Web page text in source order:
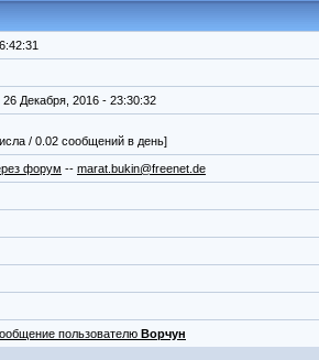
26 Декабря, 2016 - 23:30:32
/ 0.02 сообщений в день]
форум -- marat.bukin@freenet.de
пользователю Ворчун